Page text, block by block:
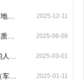
2025-12-11
2025-06-06
2025-03-01
2025-01-11